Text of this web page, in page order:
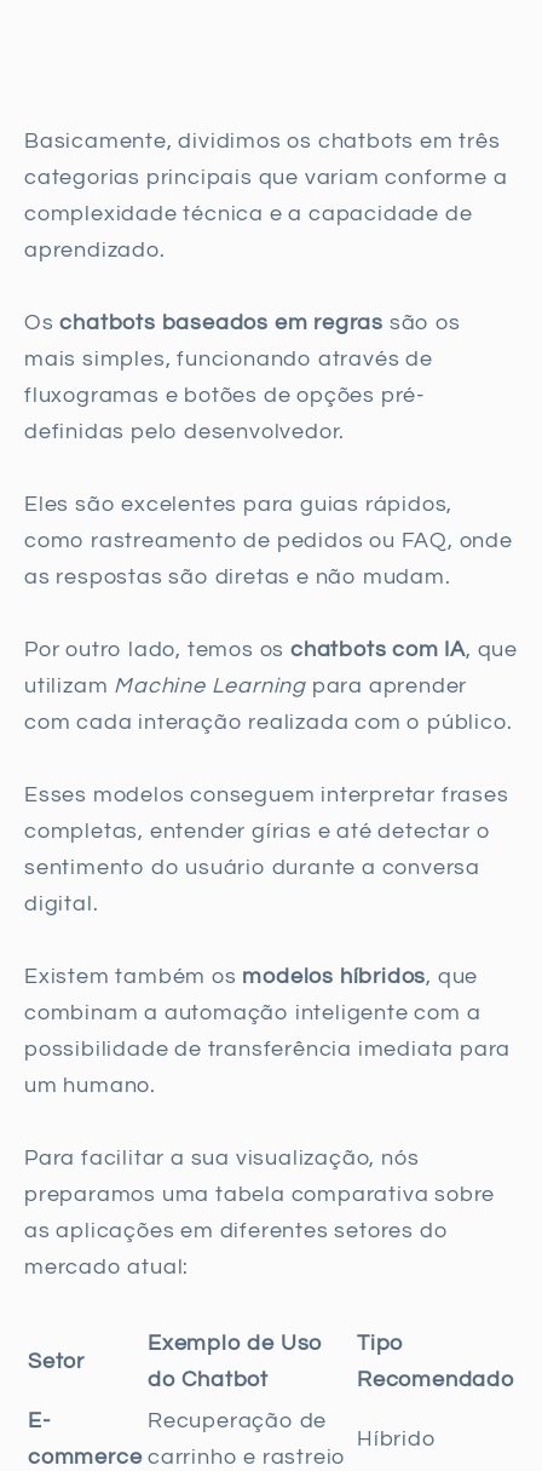
Basicamente, dividimos os chatbots em três
categorias principais que variam conforme a
complexidade técnica e a capacidade de
aprendizado.
Oschatbots baseados em regras são os
mais simples, funcionando através de
fluxogramas e botões de opções pré-
definidas pelo desenvolvedor.
Eles são excelentes para guias rápidos,
como rastreamento de pedidos ou FAQ, onde
as respostas são diretas e não mudam.
Por outro lado, temos os chatbots com IA, que
utilizam Machine Learning para aprender
com cada interação realizada com o público.
Esses modelos conseguem interpretar frases
completas, entender gírias e até detectar o
sentimento do usuário durante a conversa
digital.
Existem também os modelos híbridos, que
combinam a automação inteligente com a
possibilidade de transferência imediata para
um humano.
Para facilitar a sua visualização, nós
preparamos uma tabela comparativa sobre
as aplicações em diferentes setores do
mercado atual:
Setor
Exemplo de Uso
do Chatbot
Tipo
Recomendado
E-
commerce
Recuperação de
carrinho e rastreio
Híbrido